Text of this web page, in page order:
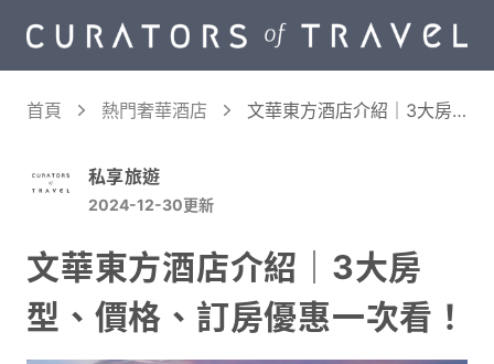
首頁 熱門奢華酒店
文華東方酒店介紹｜3大房
私享旅遊
2024-12-30更新
文華東方酒店介紹｜3大房
型、價格、訂房優惠一次看！